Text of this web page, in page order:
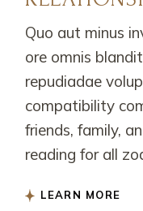
Quo aut minus
ore omnis
repudiadae
compatibility
friends, family,
reading for all
LEARN MORE